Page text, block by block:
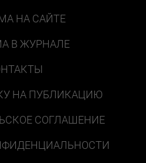
НА САЙТЕ
В ЖУРНАЛЕ
НА ПУБЛИКАЦИЮ
СОГЛАШЕНИЕ